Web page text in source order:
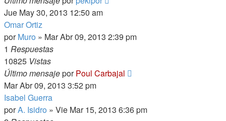
Jue May 30, 2013 12:50 am
Omar Ortiz
porMuro » Mar Abr 09, 2013 2:39 pm
1 Respuestas
10825 Vistas
Último mensajeporPoul Carbajal
Mar Abr 09, 2013 3:52 pm
Isabel Guerra
porA. Isidro » Vie Mar 15, 2013 6:36 pm